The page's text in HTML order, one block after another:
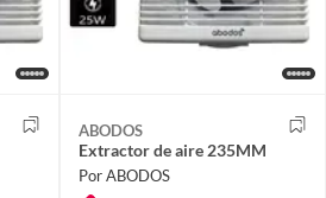
ABODOS
Extractor de aire 235MM
Por ABODOS